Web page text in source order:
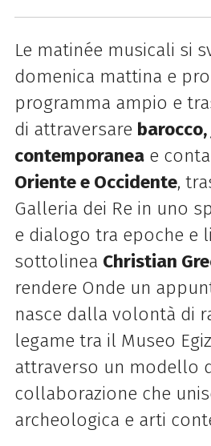
Le matinée musicali si
domenica mattina e
programma ampio e
di attraversare
contemporaneae
Oriente e Occidente,
Galleria dei Re in uno
e dialogo tra epoche e
sottolinea Christian
rendere Onde un
nasce dalla volontà di
legame tra il Museo
attraverso un modello
collaborazione che
archeologica e arti